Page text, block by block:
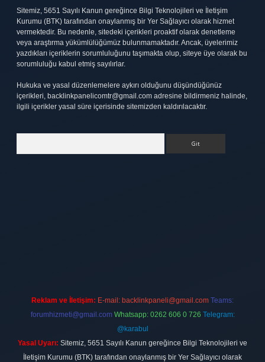
Sitemiz, 5651 Sayılı Kanun gereğince Bilgi Teknolojileri ve İletişim
Kurumu (BTK) tarafından onaylanmış bir Yer Sağlayıcı olarak hizmet
vermektedir. Bu nedenle, sitedeki içerikleri proaktif olarak denetleme
veya araştırma yükümlülüğümüz bulunmamaktadır. Ancak, üyelerimiz
yazdıkları içeriklerin sorumluluğunu taşımakta olup, siteye üye olarak bu
sorumluluğu kabul etmiş sayılırlar.
Hukuka ve yasal düzenlemelere aykırı olduğunu düşündüğünüz
içerikleri, backlinkpanelicomtr@gmail.com adresine bildirmeniz halinde,
ilgili içerikler yasal süre içerisinde sitemizden kaldırılacaktır.
Reklam ve İletişim: E-mail: backlinkpaneli@gmail.com Teams:
forumhizmeti@gmail.com Whatsapp: 0262 606 0 726 Telegram:
@karabul
Yasal Uyarı: Sitemiz, 5651 Sayılı Kanun gereğince Bilgi Teknolojileri ve
İletişim Kurumu (BTK) tarafından onaylanmış bir Yer Sağlayıcı olarak